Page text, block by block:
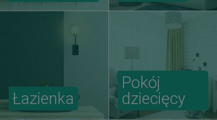
Łazienka
Pokój
dziecięcy